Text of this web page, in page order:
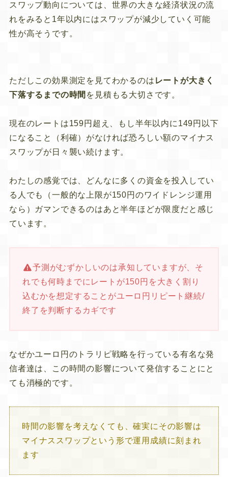
スワップ動向については、世界の大きな経済状況の流
れをみると1年以内にはスワップが減少していく可能
性が高そうです。
ただしこの効果測定を見てわかるのは レートが大きく
下落するまでの時間 を見積もる大切さです。
現在のレートは159円超え、もし半年以内に149円以下
になること（利確）がなければ恐ろしい額のマイナス
スワップが日々襲い続けます。
わたしの感覚では、どんなに多くの資金を投入してい
る人でも（一般的な上限が150円のワイドレンジ運用
なら）ガマンできるのはあと半年ほどが限度だと感じ
ています。
予測がむずかしいのは承知していますが、そ
れでも何時までにレートが150円を大きく割り
込むかを想定することがユーロ円リピート継続/
終了を判断するカギです
なぜかユーロ円のトラリピ戦略を行っている有名な発
信者達は、この時間の影響について発信することにと
ても消極的です。
時間の影響を考えなくても、確実にその影響は
マイナススワップという形で運用成績に刻まれ
ます